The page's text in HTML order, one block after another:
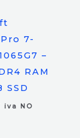
7-
–
RAM
SSD
iva NO